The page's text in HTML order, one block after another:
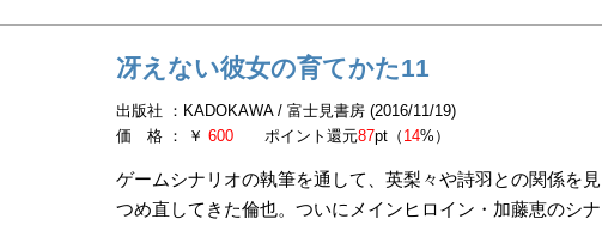
冴えない彼女の育てかた11
出版社 ：KADOKAWA / 富士見書房 (2016/11/19)
価 格 ： ￥600 ポイント還元87pt（ 14%）
ゲームシナリオの執筆を通して、英梨々や詩羽との関係を見
つめ直してきた倫也。ついにメインヒロイン・加藤恵のシナ